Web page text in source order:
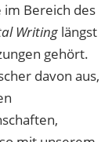
Bereich des
Writing längst
gehört.
davon aus,